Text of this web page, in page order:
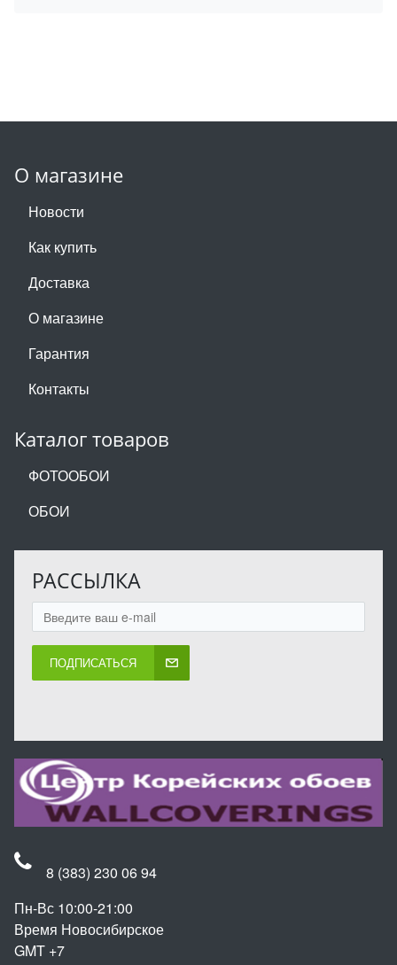
О магазине
Новости
Как купить
Доставка
О магазине
Гарантия
Контакты
Каталог товаров
ФОТООБОИ
ОБОИ
РАССЫЛКА
ПОДПИСАТЬСЯ
8 (383) 230 06 94
Пн-Вс 10:00-21:00
Время Новосибирское
GMT +7